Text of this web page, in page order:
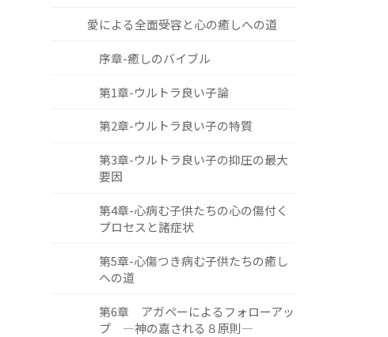
愛による全面受容と心の癒しへの道
序章-癒しのバイブル
第1章-ウルトラ良い子論
第2章-ウルトラ良い子の特質
第3章-ウルトラ良い子の抑圧の最大
要因
第4章-心病む子供たちの心の傷付く
プロセスと諸症状
第5章-心傷つき病む子供たちの癒し
への道
第6章 アガペーによるフォローアッ
プ ―神の嘉される８原則―